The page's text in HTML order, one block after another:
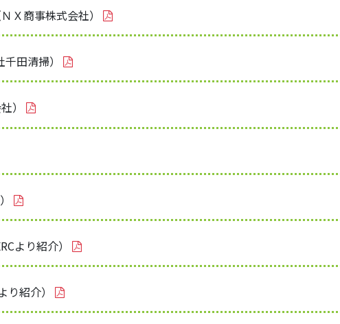
Ｘ商事株式会社）
田清掃）
）
より紹介）
紹介）